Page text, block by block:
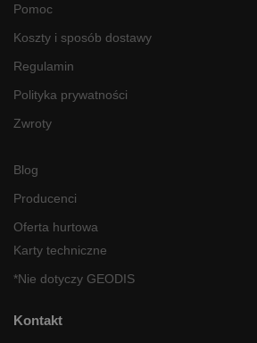
Pomoc
Koszty i sposób dostawy
Regulamin
Polityka prywatności
Zwroty
Blog
Producenci
Oferta hurtowa
Karty techniczne
*Nie dotyczy GEODIS
Kontakt